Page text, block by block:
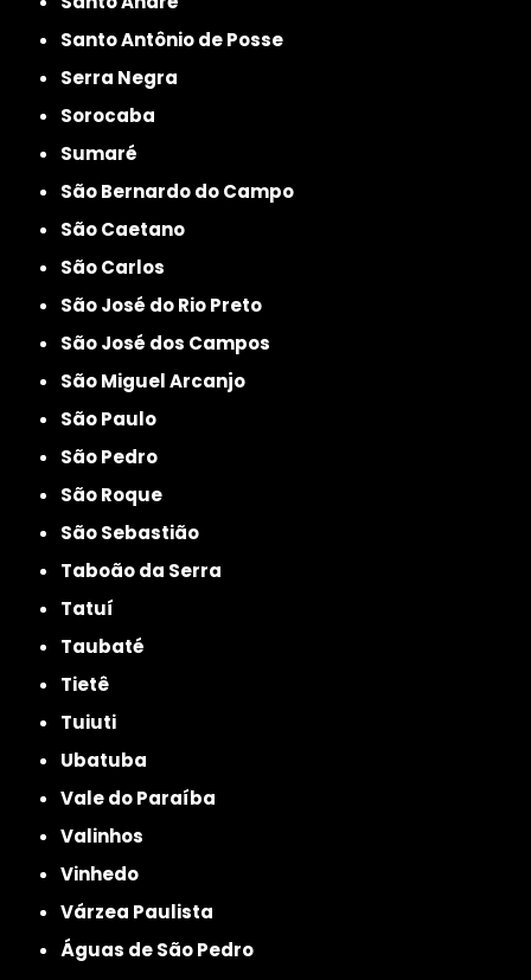
Santo Antônio de Posse
Serra Negra
Sorocaba
Sumaré
São Bernardo do Campo
São Caetano
São Carlos
São José do Rio Preto
São José dos Campos
São Miguel Arcanjo
São Paulo
São Pedro
São Roque
São Sebastião
Taboão da Serra
Tatuí
Taubaté
Tietê
Tuiuti
Ubatuba
Vale do Paraíba
Valinhos
Vinhedo
Várzea Paulista
Águas de São Pedro